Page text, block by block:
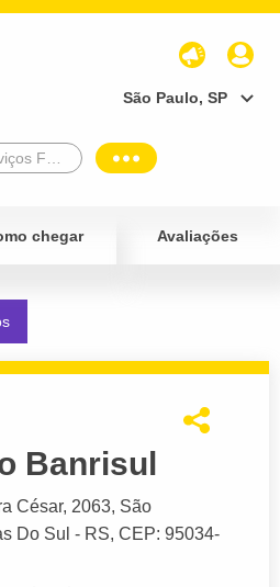
São Paulo, SP
chegar Avaliações
Banrisul
César, 2063, São
Do Sul - RS, CEP: 95034-